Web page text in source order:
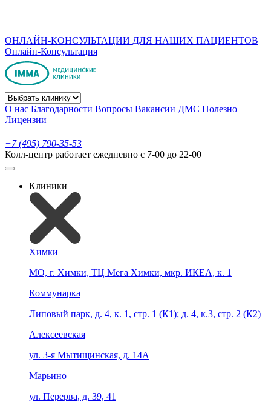
ОНЛАЙН-КОНСУЛЬТАЦИИ ДЛЯ НАШИХ ПАЦИЕНТОВ
Онлайн-Консультация
О нас Благодарности Вопросы Вакансии ДМС Полезно
Лицензии
+7 (495) 790-35-53
Колл-центр работает ежедневно с 7-00 до 22-00
Клиники
Химки
МО, г. Химки, ТЦ Мега Химки, мкр. ИКЕА, к. 1
Коммунарка
Липовый парк, д. 4, к. 1, стр. 1 (К1); д. 4, к.3, стр. 2 (К2)
Алексеевская
ул. 3-я Мытищинская, д. 14А
Марьино
ул. Перерва, д. 39, 41